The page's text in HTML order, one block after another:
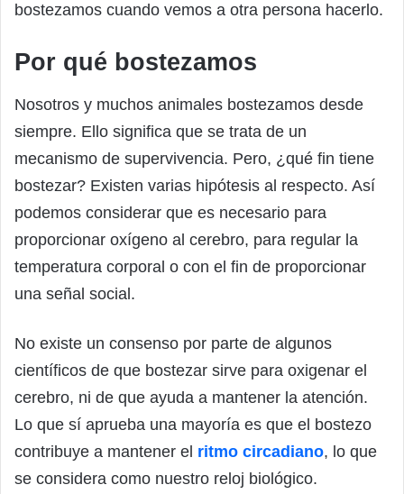
bostezamos cuando vemos a otra persona hacerlo.
Por qué bostezamos
Nosotros y muchos animales bostezamos desde
siempre. Ello significa que se trata de un
mecanismo de supervivencia. Pero, ¿qué fin tiene
bostezar? Existen varias hipótesis al respecto. Así
podemos considerar que es necesario para
proporcionar oxígeno al cerebro, para regular la
temperatura corporal o con el fin de proporcionar
una señal social.
No existe un consenso por parte de algunos
científicos de que bostezar sirve para oxigenar el
cerebro, ni de que ayuda a mantener la atención.
Lo que sí aprueba una mayoría es que el bostezo
contribuye a mantener el ritmo circadiano, lo que
se considera como nuestro reloj biológico.